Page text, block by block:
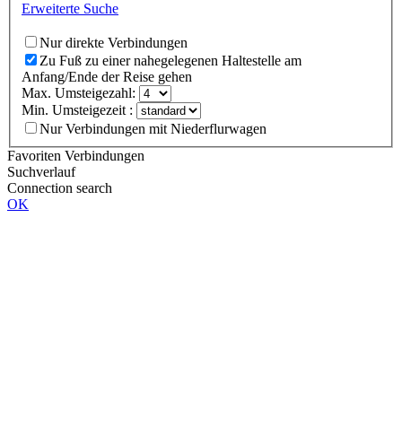
Erweiterte Suche
Nur direkte Verbindungen
Zu Fuß zu einer nahegelegenen Haltestelle am
Anfang/Ende der Reise gehen
Max. Umsteigezahl:
Min. Umsteigezeit :
Nur Verbindungen mit Niederflurwagen
Favoriten Verbindungen
Suchverlauf
Connection search
OK